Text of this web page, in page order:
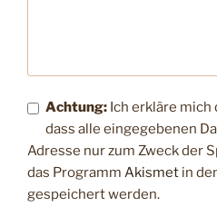
Achtung: Ich erkläre
dass alle eingegebenen
Adresse nur zum Zweck der
das Programm Akismet in
gespeichert werden.